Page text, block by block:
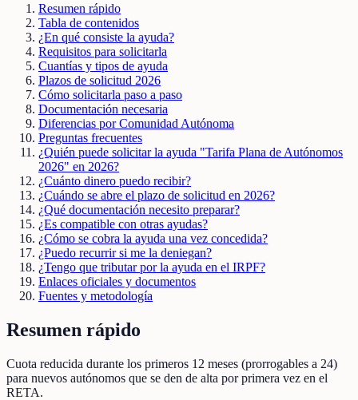
Resumen rápido
Tabla de contenidos
¿En qué consiste la ayuda?
Requisitos para solicitarla
Cuantías y tipos de ayuda
Plazos de solicitud 2026
Cómo solicitarla paso a paso
Documentación necesaria
Diferencias por Comunidad Autónoma
Preguntas frecuentes
¿Quién puede solicitar la ayuda "Tarifa Plana de Autónomos
2026" en 2026?
¿Cuánto dinero puedo recibir?
¿Cuándo se abre el plazo de solicitud en 2026?
¿Qué documentación necesito preparar?
¿Es compatible con otras ayudas?
¿Cómo se cobra la ayuda una vez concedida?
¿Puedo recurrir si me la deniegan?
¿Tengo que tributar por la ayuda en el IRPF?
Enlaces oficiales y documentos
Fuentes y metodología
Resumen rápido
Cuota reducida durante los primeros 12 meses (prorrogables a 24)
para nuevos autónomos que se den de alta por primera vez en el
RETA.